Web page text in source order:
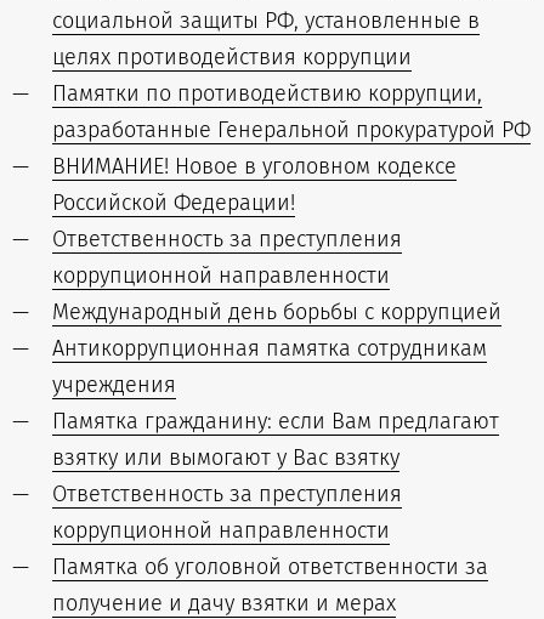
социальной защиты РФ, установленные в
целях противодействия коррупции
Памятки по противодействию коррупции,
разработанные Генеральной прокуратурой РФ
ВНИМАНИЕ! Новое в уголовном кодексе
Российской Федерации!
Ответственность за преступления
коррупционной направленности
Международный день борьбы с коррупцией
Антикоррупционная памятка сотрудникам
учреждения
Памятка гражданину: если Вам предлагают
взятку или вымогают у Вас взятку
Ответственность за преступления
коррупционной направленности
Памятка об уголовной ответственности за
получение и дачу взятки и мерах